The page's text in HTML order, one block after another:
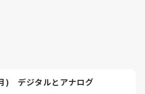
) デジタルとアナログ